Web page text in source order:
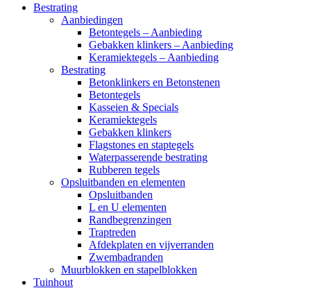
Bestrating
Aanbiedingen
Betontegels – Aanbieding
Gebakken klinkers – Aanbieding
Keramiektegels – Aanbieding
Bestrating
Betonklinkers en Betonstenen
Betontegels
Kasseien & Specials
Keramiektegels
Gebakken klinkers
Flagstones en staptegels
Waterpasserende bestrating
Rubberen tegels
Opsluitbanden en elementen
Opsluitbanden
L en U elementen
Randbegrenzingen
Traptreden
Afdekplaten en vijverranden
Zwembadranden
Muurblokken en stapelblokken
Tuinhout